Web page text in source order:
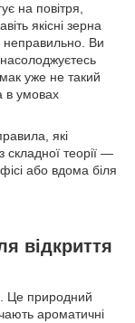
на повітря,
якісні зерна
неправильно. Ви
уже не такий
в умовах
які
теорії —
або вдома біля
відкриття
Це природний
ароматичні